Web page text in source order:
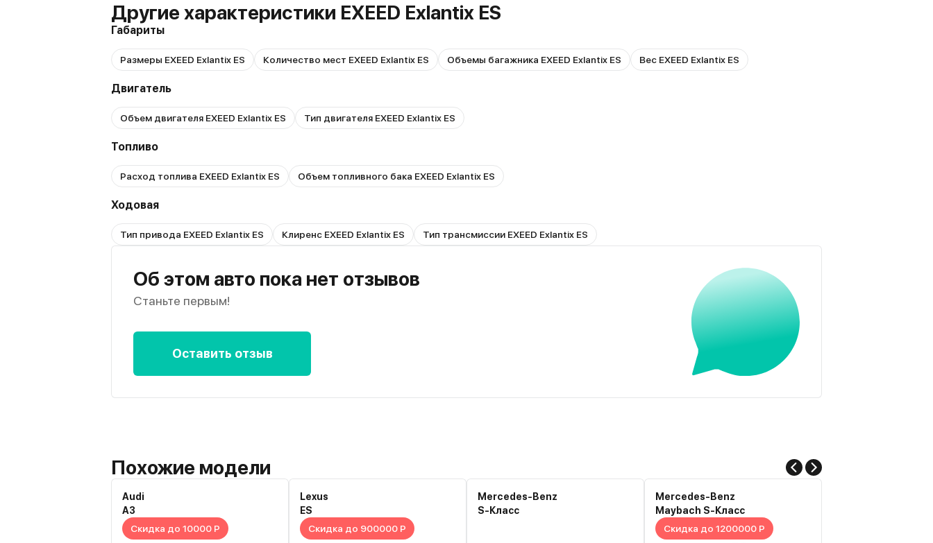
Другие характеристики EXEED Exlantix ES
Габариты
Размеры EXEED Exlantix ES Количество мест EXEED Exlantix ES Объемы багажника EXEED Exlantix ES Вес EXEED Exlantix ES
Двигатель
Объем двигателя EXEED Exlantix ES Тип двигателя EXEED Exlantix ES
Топливо
Расход топлива EXEED Exlantix ES Объем топливного бака EXEED Exlantix ES
Ходовая
Тип привода EXEED Exlantix ES Клиренс EXEED Exlantix ES Тип трансмиссии EXEED Exlantix ES
Об этом авто пока нет отзывов
Станьте первым!
Оставить отзыв
Похожие модели
Audi
A3
Скидка до 10000 Р
Lexus
ES
Скидка до 900000 Р
Mercedes-Benz
S-Класс
Mercedes-Benz
Maybach S-Класс
Скидка до 1200000 Р